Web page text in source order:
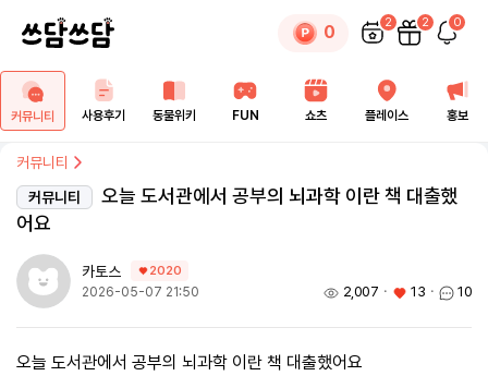
0 2 2 0
커뮤니티 사용후기 동물위키 FUN 쇼츠 플레이스 홍보
커뮤니티
커뮤니티
오늘 도서관에서 공부의 뇌과학 이란 책 대출했
어요
카토스 2020
2026-05-07 21:50 2,007 ㆍ 13 ㆍ 10
오늘 도서관에서 공부의 뇌과학 이란 책 대출했어요